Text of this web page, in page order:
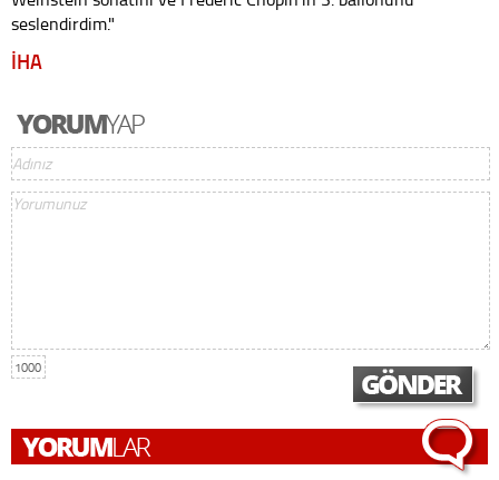
seslendirdim."
İHA
1000